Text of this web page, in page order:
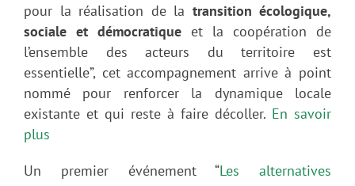
pour la réalisation de la transition écologique,
sociale et démocratique et la coopération de
l’ensemble des acteurs du territoire est
essentielle”, cet accompagnement arrive à point
nommé pour renforcer la dynamique locale
existante et qui reste à faire décoller. En savoir
plus
Un premier événement “Les alternatives